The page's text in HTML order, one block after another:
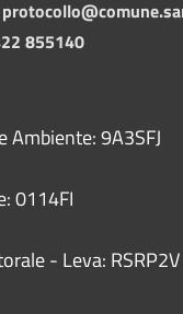
855140
9A3SFJ
0114FI
- Leva: RSRP2V